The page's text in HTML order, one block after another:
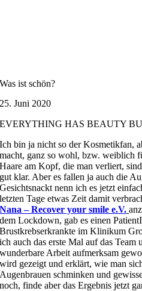
Was ist schön?
25. Juni 2020
EVERYTHING HAS BEAUTY
Ich bin ja nicht so der Kosmetikfan,
macht, ganz so wohl, bzw. weiblich
Haare am Kopf, die man verliert,
gut klar. Aber es fallen ja auch die
Gesichtsnackt nenn ich es jetzt
letzten Tage etwas Zeit damit
Nana – Recover your smile e.V.
dem Lockdown, gab es einen
Brustkrebserkrankte im Klinikum
ich auch das erste Mal auf das Team
wunderbare Arbeit aufmerksam
wird gezeigt und erklärt, wie man
Augenbrauen schminken und
noch, finde aber das Ergebnis jetzt